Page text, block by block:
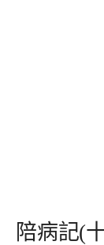
陪病記(